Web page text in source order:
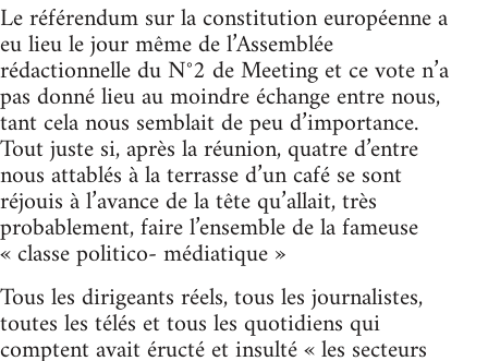
Le référendum sur la constitution européenne a
eu lieu le jour même de l’Assemblée
rédactionnelle du N°2 de Meeting et ce vote n’a
pas donné lieu au moindre échange entre nous,
tant cela nous semblait de peu d’importance.
Tout juste si, après la réunion, quatre d’entre
nous attablés à la terrasse d’un café se sont
réjouis à l’avance de la tête qu’allait, très
probablement, faire l’ensemble de la fameuse
« classe politico- médiatique »
Tous les dirigeants réels, tous les journalistes,
toutes les télés et tous les quotidiens qui
comptent avait éructé et insulté « les secteurs